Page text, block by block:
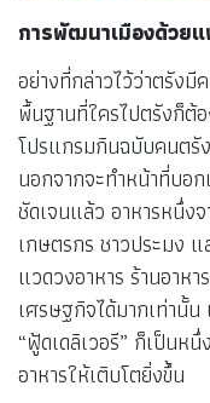
การพัฒนาเมืองด้วย
อย่างที่กล่าวไว้ว่าตรัง
พื้นฐานที่ใครไปตรังก็ต้
โปรแกรมกินฉบับคนตรั
นอกจากจะทำหน้าที่บอ
ชัดเจนแล้ว อาหารหนึ่ง
เกษตรกร ชาวประมง
แวดวงอาหาร ร้านอาห
เศรษฐกิจได้มากเท่านั้
“ฟู้ดเดลิเวอรี” ก็เป็นห
อาหารให้เติบโตยิ่งขึ้น